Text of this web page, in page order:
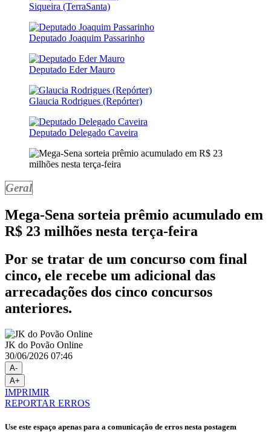
Siqueira (TerraSanta)
Deputado Joaquim Passarinho
Deputado Eder Mauro
Glaucia Rodrigues (Repórter)
Deputado Delegado Caveira
Geral
Mega-Sena sorteia prêmio acumulado em
R$ 23 milhões nesta terça-feira
Por se tratar de um concurso com final
cinco, ele recebe um adicional das
arrecadações dos cinco concursos
anteriores.
JK do Povão Online
30/06/2026 07:46
A-
A+
IMPRIMIR
REPORTAR ERROS
Use este espaço apenas para a comunicação de erros nesta postagem